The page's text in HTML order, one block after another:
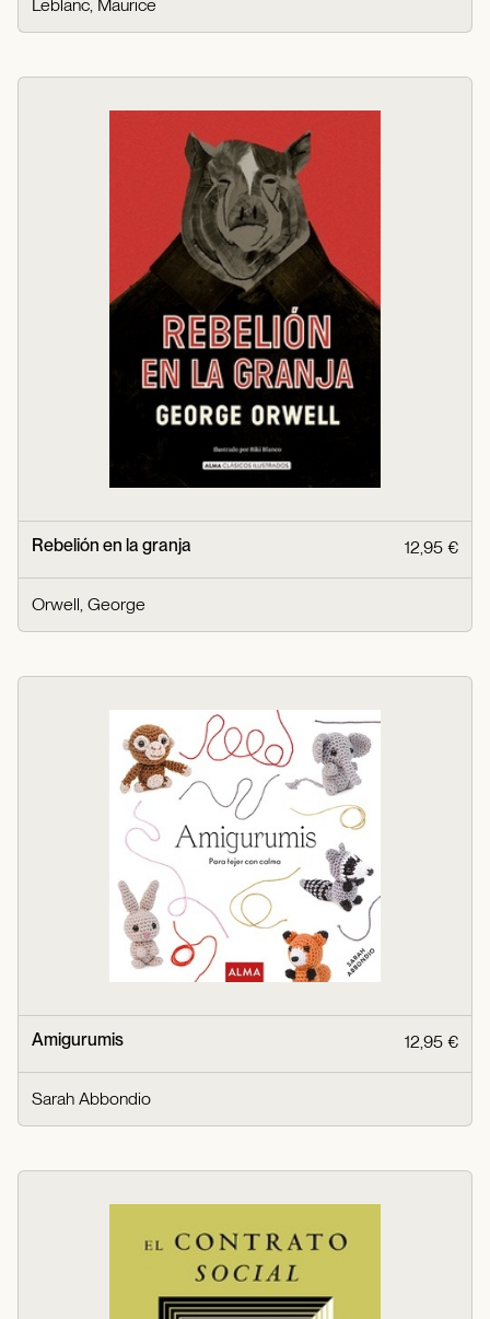
Leblanc, Maurice
Rebelión en la granja 12,95 €
Orwell, George
Amigurumis 12,95 €
Sarah Abbondio